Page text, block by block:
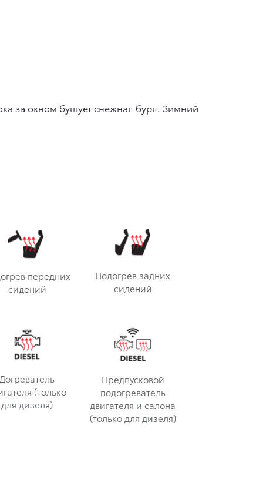
за окном бушует снежная буря. Зимний
передних
сидений
Подогрев задних
сидений
Догреватель
(только
для дизеля)
Предпусковой
подогреватель
двигателя и салона
(только для дизеля)